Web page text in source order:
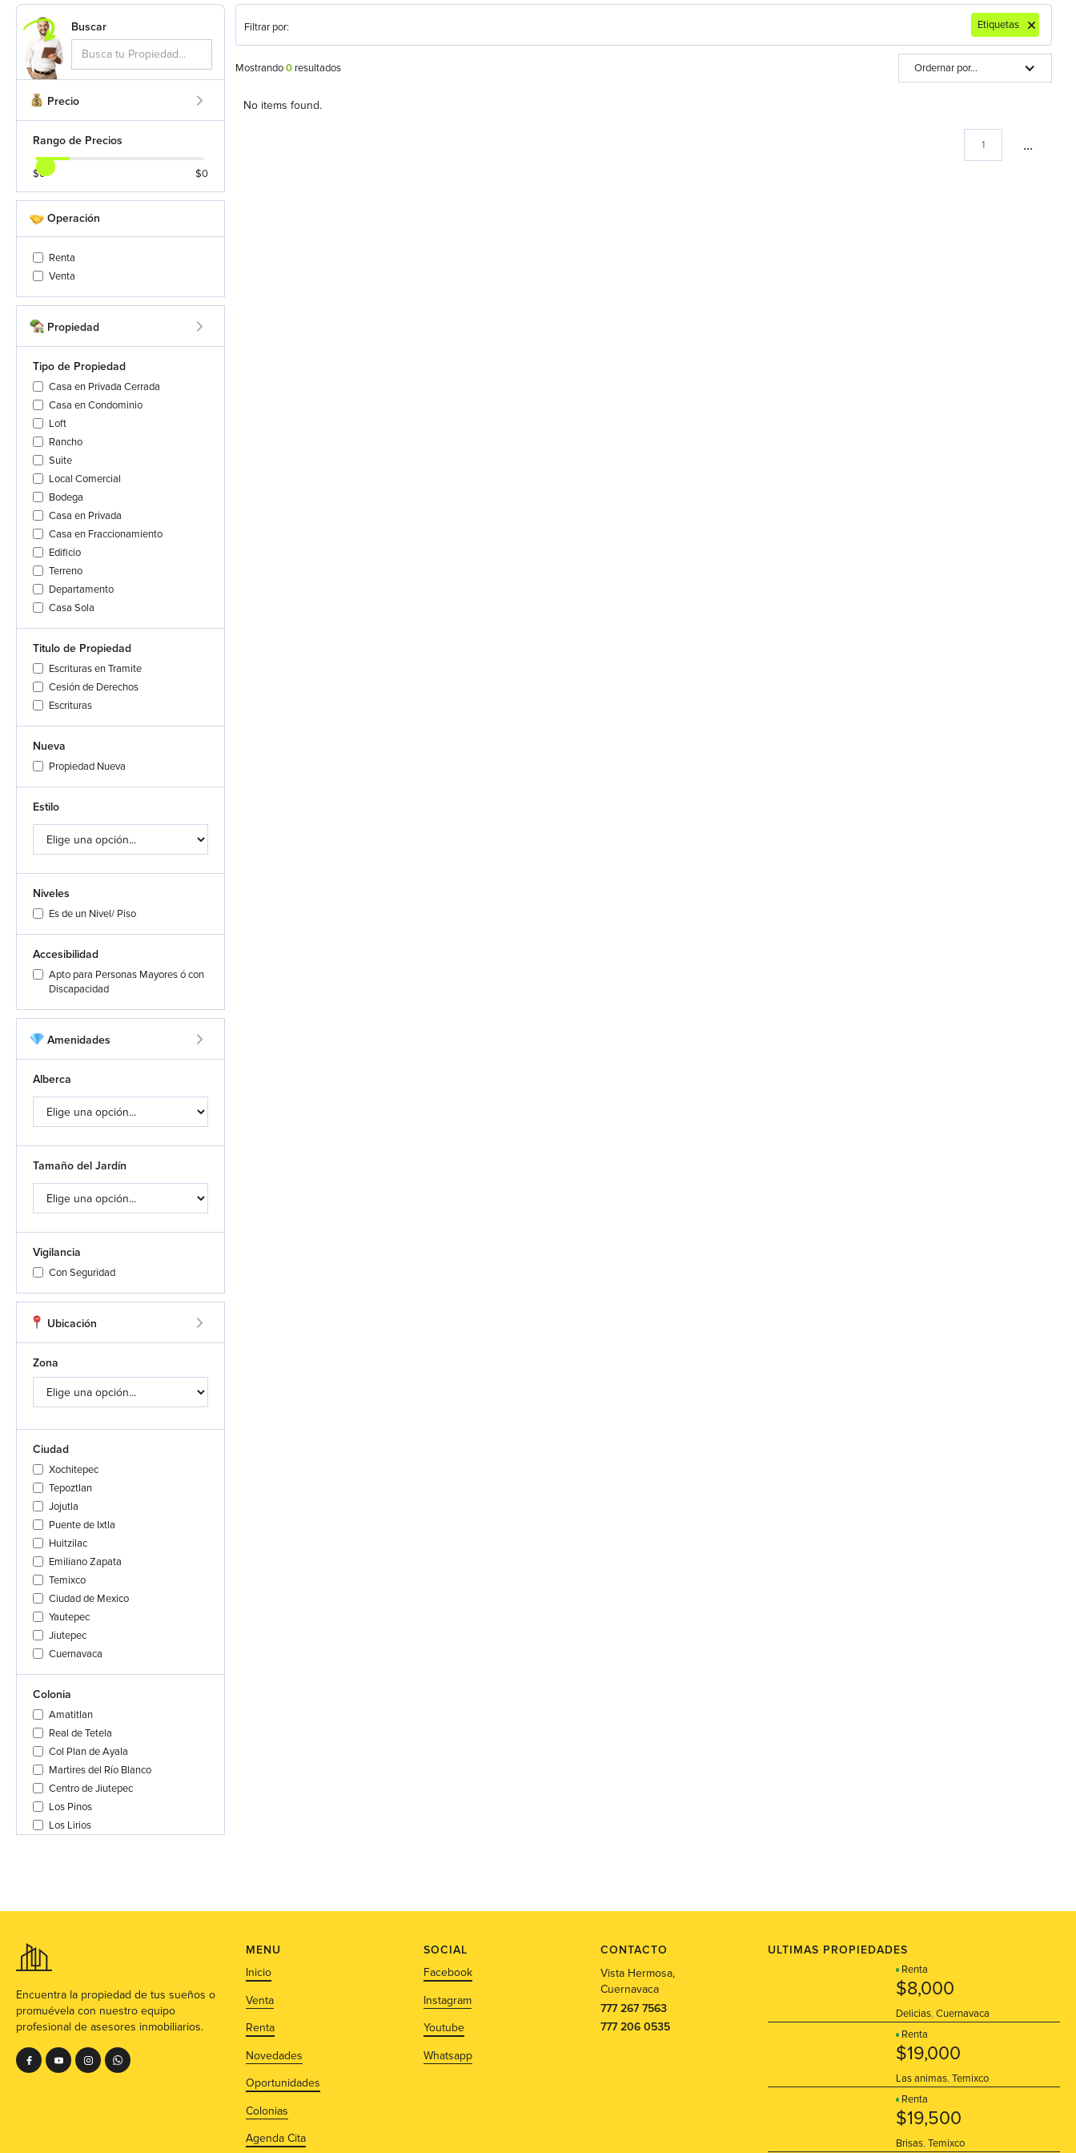
Buscar
Precio
Rango de Precios
$0 $0
Operación
Renta
Venta
Propiedad
Tipo de Propiedad
Casa en Privada Cerrada
Casa en Condominio
Loft
Rancho
Suite
Local Comercial
Bodega
Casa en Privada
Casa en Fraccionamiento
Edificio
Terreno
Departamento
Casa Sola
Titulo de Propiedad
Escrituras en Tramite
Cesión de Derechos
Escrituras
Nueva
Propiedad Nueva
Estilo
Niveles
Es de un Nivel/ Piso
Accesibilidad
Apto para Personas Mayores ó con
Discapacidad
Amenidades
Alberca
Tamaño del Jardín
Vigilancia
Con Seguridad
Ubicación
Zona
Ciudad
Xochitepec
Tepoztlan
Jojutla
Puente de Ixtla
Huitzilac
Emiliano Zapata
Temixco
Ciudad de Mexico
Yautepec
Jiutepec
Cuernavaca
Colonia
Amatitlan
Real de Tetela
Col Plan de Ayala
Martires del Río Blanco
Centro de Jiutepec
Los Pinos
Los Lirios
Chalma Sur
Las Quintas
Bosques de Cuernavaca
Geovillas La Hacienda
10 de Abril
Jardines de Tlaltenango
Filtrar por: Etiquetas
Mostrando0resultados Ordernar por...
No items found.
1 ...
Encuentra la propiedad de tus sueños o
promuévela con nuestro equipo
profesional de asesores inmobiliarios.
MENU
Inicio
Venta
Renta
Novedades
Oportunidades
Colonias
Agenda Cita
SOCIAL
Facebook
Instagram
Youtube
Whatsapp
CONTACTO
Vista Hermosa,
Cuernavaca
777 267 7563
777 206 0535
ULTIMAS PROPIEDADES
Renta
$8,000
Delicias, Cuernavaca
Renta
$19,000
Las animas, Temixco
Renta
$19,500
Brisas, Temixco